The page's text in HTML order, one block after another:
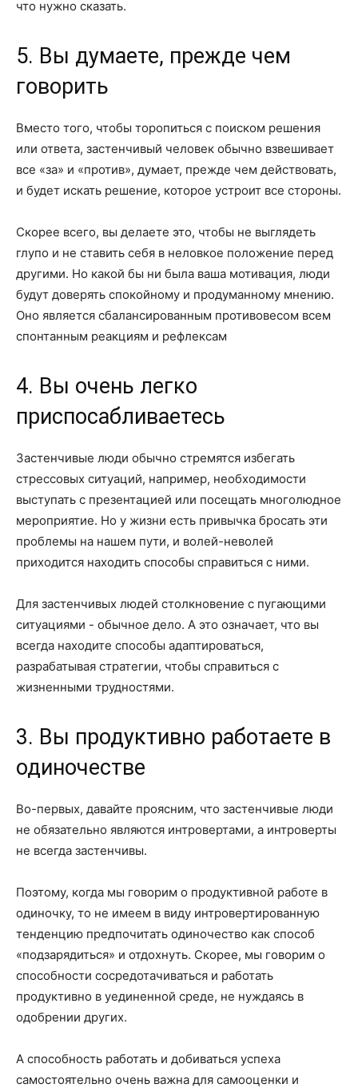
что нужно сказать.
5. Вы думаете, прежде чем
говорить
Вместо того, чтобы торопиться с поиском решения
или ответа, застенчивый человек обычно взвешивает
все «за» и «против», думает, прежде чем действовать,
и будет искать решение, которое устроит все стороны.
Скорее всего, вы делаете это, чтобы не выглядеть
глупо и не ставить себя в неловкое положение перед
другими. Но какой бы ни была ваша мотивация, люди
будут доверять спокойному и продуманному мнению.
Оно является сбалансированным противовесом всем
спонтанным реакциям и рефлексам
4. Вы очень легко
приспосабливаетесь
Застенчивые люди обычно стремятся избегать
стрессовых ситуаций, например, необходимости
выступать с презентацией или посещать многолюдное
мероприятие. Но у жизни есть привычка бросать эти
проблемы на нашем пути, и волей-неволей
приходится находить способы справиться с ними.
Для застенчивых людей столкновение с пугающими
ситуациями - обычное дело. А это означает, что вы
всегда находите способы адаптироваться,
разрабатывая стратегии, чтобы справиться с
жизненными трудностями.
3. Вы продуктивно работаете в
одиночестве
Во-первых, давайте проясним, что застенчивые люди
не обязательно являются интровертами, а интроверты
не всегда застенчивы.
Поэтому, когда мы говорим о продуктивной работе в
одиночку, то не имеем в виду интровертированную
тенденцию предпочитать одиночество как способ
«подзарядиться» и отдохнуть. Скорее, мы говорим о
способности сосредотачиваться и работать
продуктивно в уединенной среде, не нуждаясь в
одобрении других.
А способность работать и добиваться успеха
самостоятельно очень важна для самооценки и